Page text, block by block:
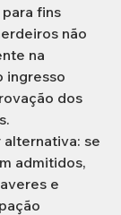
fins
não
na
ingresso
dos
se
admitidos,
e